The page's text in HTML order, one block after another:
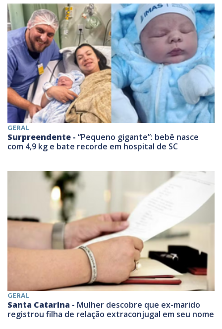
GERAL
Surpreendente - “Pequeno gigante”: bebê nasce
com 4,9 kg e bate recorde em hospital de SC
GERAL
Santa Catarina - Mulher descobre que ex-marido
registrou filha de relação extraconjugal em seu nome